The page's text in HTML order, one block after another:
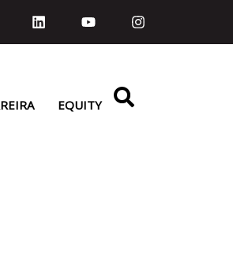
EQUITY